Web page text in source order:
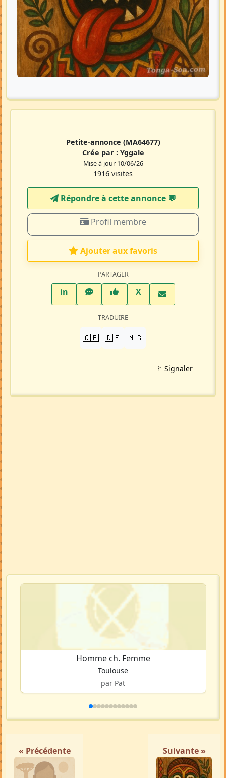
Petite-annonce (MA64677)
Crée par : Yggale
Mise à jour 10/06/26
1916 visites
Répondre à cette annonce 💬​
Profil membre
Ajouter aux favoris
PARTAGER
inLinkedInWhatsAppFacebook
XTwitter X
TRADUIRE
🇬🇧 🇩🇪 🇲🇬
🚩 Signaler
Homme ch. Femme
Toulouse
par Pat
« Précédente Suivante »